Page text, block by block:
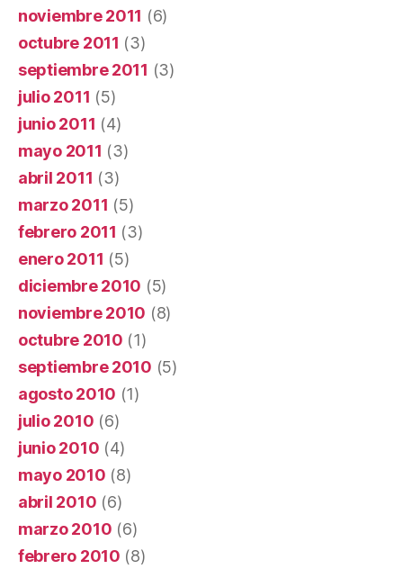
noviembre 2011 (6)
octubre 2011 (3)
septiembre 2011 (3)
julio 2011 (5)
junio 2011 (4)
mayo 2011 (3)
abril 2011 (3)
marzo 2011 (5)
febrero 2011 (3)
enero 2011 (5)
diciembre 2010 (5)
noviembre 2010 (8)
octubre 2010 (1)
septiembre 2010 (5)
agosto 2010 (1)
julio 2010 (6)
junio 2010 (4)
mayo 2010 (8)
abril 2010 (6)
marzo 2010 (6)
febrero 2010 (8)